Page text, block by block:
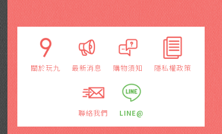
關於玩九 最新消息 購物須知 隱私權政策
聯絡我們 LINE@